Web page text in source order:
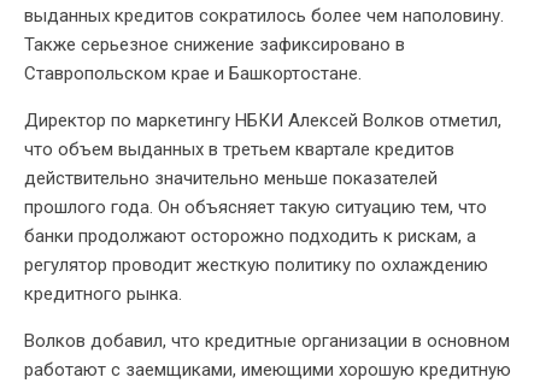
выданных кредитов сократилось более чем наполовину.
Также серьезное снижение зафиксировано в
Ставропольском крае и Башкортостане.
Директор по маркетингу НБКИ Алексей Волков отметил,
что объем выданных в третьем квартале кредитов
действительно значительно меньше показателей
прошлого года. Он объясняет такую ситуацию тем, что
банки продолжают осторожно подходить к рискам, а
регулятор проводит жесткую политику по охлаждению
кредитного рынка.
Волков добавил, что кредитные организации в основном
работают с заемщиками, имеющими хорошую кредитную